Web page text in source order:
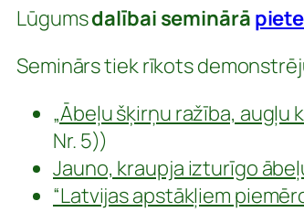
Lūgumsdalībai seminārā
Seminārs tiek rīkots
„Ābeļu šķirņu ražība, augļu
Nr. 5))
Jauno, kraupja izturīgo
“Latvijas apstākļiem